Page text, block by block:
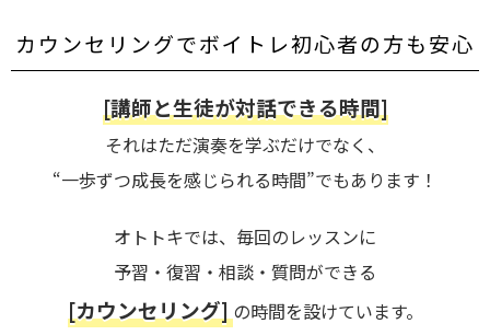
カウンセリングでボイトレ初心者の方も安心
[講師と生徒が対話できる時間]
それはただ演奏を学ぶだけでなく、
“一歩ずつ成長を感じられる時間”でもあります！
オトトキでは、毎回のレッスンに
予習・復習・相談・質問ができる
[カウンセリング] の時間を設けています。